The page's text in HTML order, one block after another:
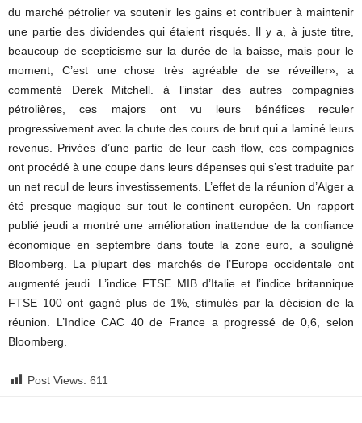
du marché pétrolier va soutenir les gains et contribuer à maintenir
une partie des dividendes qui étaient risqués. Il y a, à juste titre,
beaucoup de scepticisme sur la durée de la baisse, mais pour le
moment, C’est une chose très agréable de se réveiller», a
commenté Derek Mitchell. à l’instar des autres compagnies
pétrolières, ces majors ont vu leurs bénéfices reculer
progressivement avec la chute des cours de brut qui a laminé leurs
revenus. Privées d’une partie de leur cash flow, ces compagnies
ont procédé à une coupe dans leurs dépenses qui s’est traduite par
un net recul de leurs investissements. L’effet de la réunion d’Alger a
été presque magique sur tout le continent européen. Un rapport
publié jeudi a montré une amélioration inattendue de la confiance
économique en septembre dans toute la zone euro, a souligné
Bloomberg. La plupart des marchés de l’Europe occidentale ont
augmenté jeudi. L’indice FTSE MIB d’Italie et l’indice britannique
FTSE 100 ont gagné plus de 1%, stimulés par la décision de la
réunion. L’Indice CAC 40 de France a progressé de 0,6, selon
Bloomberg.
Post Views: 611